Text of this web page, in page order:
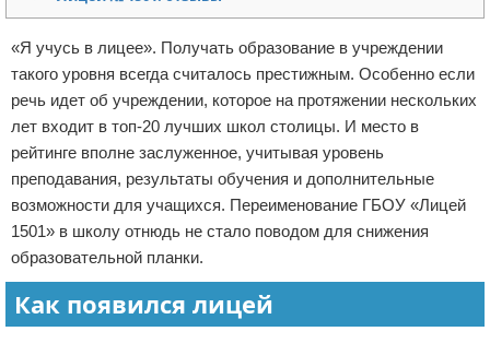
«Я учусь в лицее». Получать образование в учреждении
такого уровня всегда считалось престижным. Особенно если
речь идет об учреждении, которое на протяжении нескольких
лет входит в топ-20 лучших школ столицы. И место в
рейтинге вполне заслуженное, учитывая уровень
преподавания, результаты обучения и дополнительные
возможности для учащихся. Переименование ГБОУ «Лицей
1501» в школу отнюдь не стало поводом для снижения
образовательной планки.
Как появился лицей